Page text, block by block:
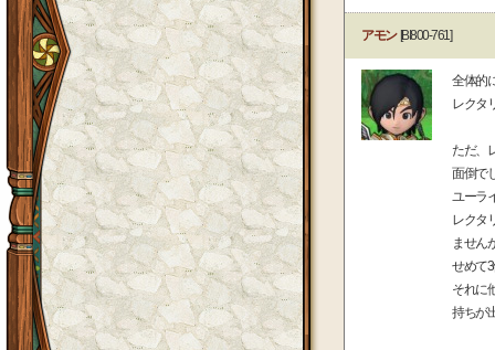
アモン[BI800-761]
全体的
レクタ
ただ、
面倒で
ユーラ
レクタ
ません
せめて
それに
持ちが